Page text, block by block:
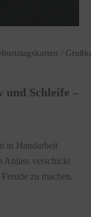
/
Schleife –
in Handarbeit
Anlass verschickt
zu machen.